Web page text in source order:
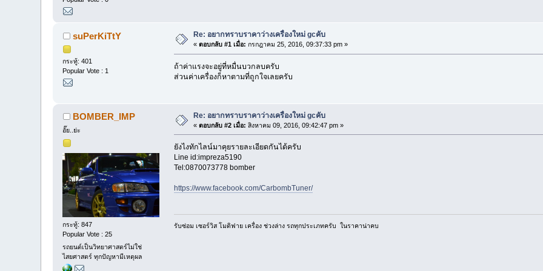
suPerKiTtY
กระทู้: 401
Popular Vote : 1
Re: อยากทราบราคาว่างเครื่องใหม่ gcคับ
«ตอบกลับ #1 เมื่อ: กรกฎาคม 25, 2016, 09:37:33 pm »
ถ้าค่าแรงจะอยู่ที่หมื่นบวกลบครับ
ส่วนค่าเครื่องก็หาตามที่ถูกใจเลยครับ
BOMBER_IMP
อั๊ย..ย่ะ
กระทู้: 847
Popular Vote : 25
รถยนต์เป็นวิทยาศาสตร์ไม่ใช่
ไสยศาสตร์ ทุกปัญหามีเหตุผล
Re: อยากทราบราคาว่างเครื่องใหม่ gcคับ
«ตอบกลับ #2 เมื่อ: สิงหาคม 09, 2016, 09:42:47 pm »
ยังไงทักไลน์มาคุยรายละเอียดกันได้ครับ
Line id:impreza5190
Tel:0870073778 bomber
https://www.facebook.com/CarbombTuner/
รับซ่อม เซอร์วิส โมดิฟาย เครื่อง ช่วงล่าง รถทุกประเภทครับ ในราคาน่าคบ